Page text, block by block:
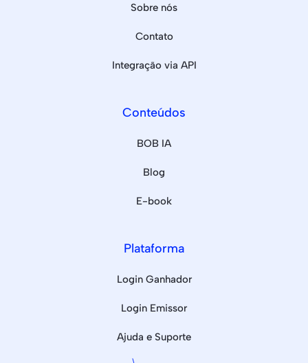
Sobre nós
Contato
Integração via API
Conteúdos
BOB IA
Blog
E-book
Plataforma
Login Ganhador
Login Emissor
Ajuda e Suporte